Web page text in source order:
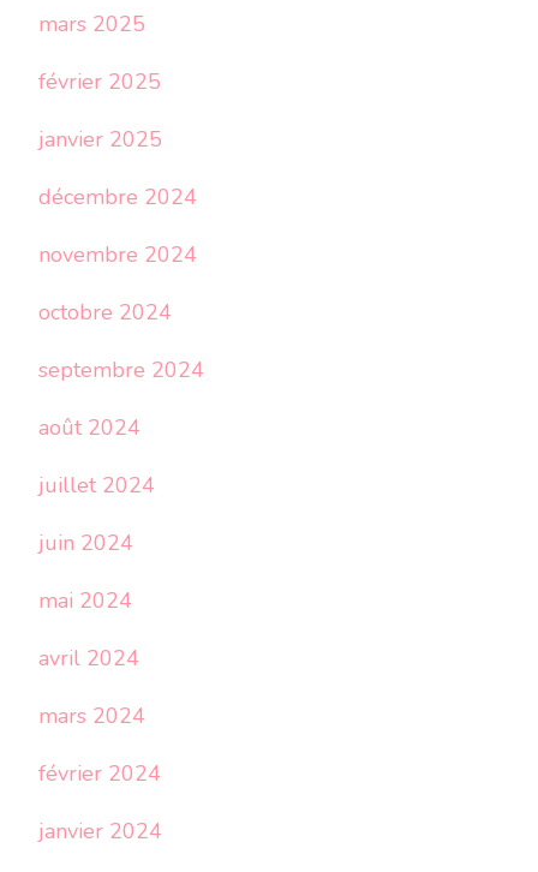
mars 2025
février 2025
janvier 2025
décembre 2024
novembre 2024
octobre 2024
septembre 2024
août 2024
juillet 2024
juin 2024
mai 2024
avril 2024
mars 2024
février 2024
janvier 2024